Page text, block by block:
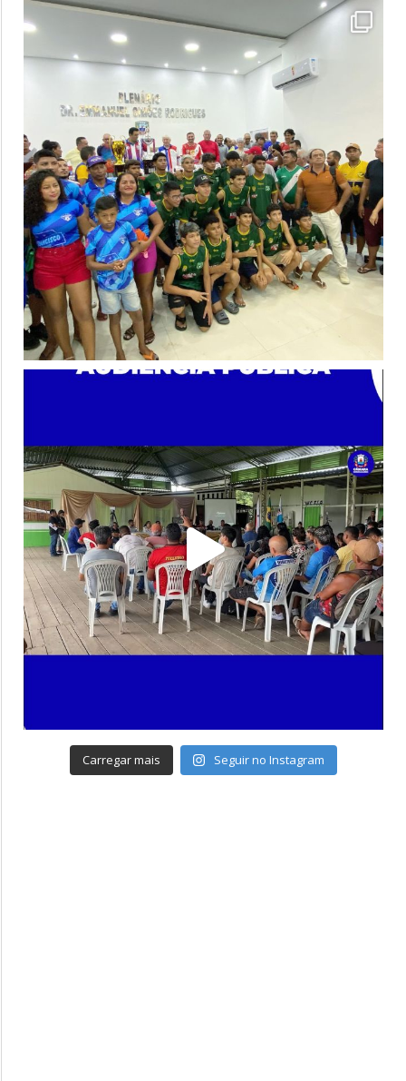
Carregar mais Seguir no Instagram